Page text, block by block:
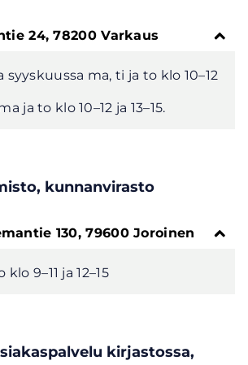
24, 78200 Varkaus
syyskuussa ma, ti ja to klo 10–12
kunnanvirasto
130, 79600 Joroinen
Avoinna ti ja to klo 9–11 ja 12–15
kirjastossa,